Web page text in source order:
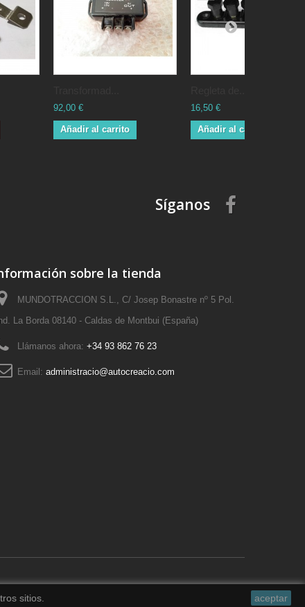
92,00 €
Añadir al carrito
16,50 €
Añadir al carrito
Síganos
sobre la tienda
MUNDOTRACCION S.L., C/ Josep Bonastre nº 5 Pol.
La Borda 08140 - Caldas de Montbui (España)
Llámanos ahora: +34 93 862 76 23
Email: administracio@autocreacio.com
sitios. aceptar